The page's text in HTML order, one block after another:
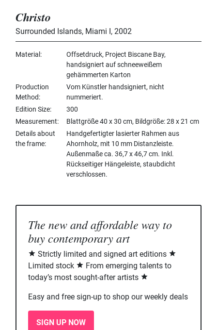
Christo
Surrounded Islands, Miami I , 2002
Material
Offsetdruck, Project Biscane Bay,
handsigniert auf schneeweißem
gehämmerten Karton
Production
Method
Vom Künstler handsigniert, nicht
nummeriert.
Edition Size
300
Measurement
Blattgröße 40 x 30 cm, Bildgröße: 28 x 21 cm
Details about
the frame
Handgefertigter lasierter Rahmen aus
Ahornholz, mit 10 mm Distanzleiste.
Außenmaße ca. 36,7 x 46,7 cm. Inkl.
Rückseitiger Hängeleiste, staubdicht
verschlossen.
The new and affordable way to
buy contemporary art
Strictly limited and signed art editions
Limited stock
From emerging talents to
today’s most sought-after artists
Easy and free sign-up to shop our weekly deals
SIGN UP NOW